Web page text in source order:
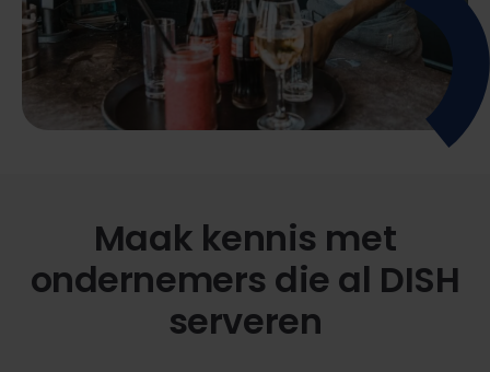
Maak kennis met
ondernemers die al DISH
serveren